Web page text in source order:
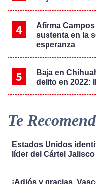
Afirma
sustenta en la
esperanza
Baja en
delito en 2022:
Te
Estados Unidos
líder del Cártel
¡Adiós y gracias,